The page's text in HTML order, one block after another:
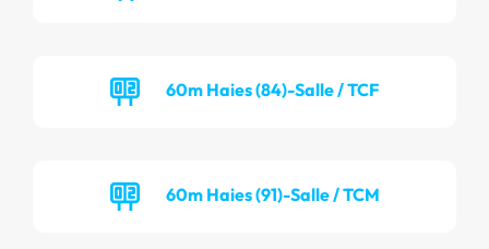
60m Haies (84)-Salle / TCF
60m Haies (91)-Salle / TCM